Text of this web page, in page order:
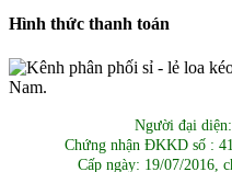
Hình thức thanh toán
Người đại
Chứng nhận ĐKKD số :
Cấp ngày: 19/07/2016,